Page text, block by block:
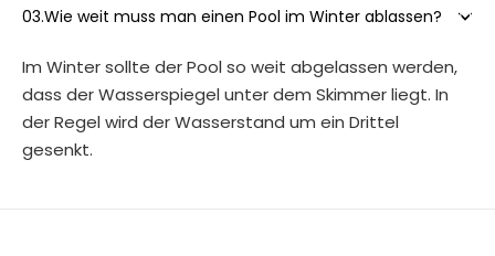
03.Wie weit muss man einen Pool im Winter ablassen? 
Im Winter sollte der Pool so weit abgelassen werden,
dass der Wasserspiegel unter dem Skimmer liegt. In
der Regel wird der Wasserstand um ein Drittel
gesenkt.